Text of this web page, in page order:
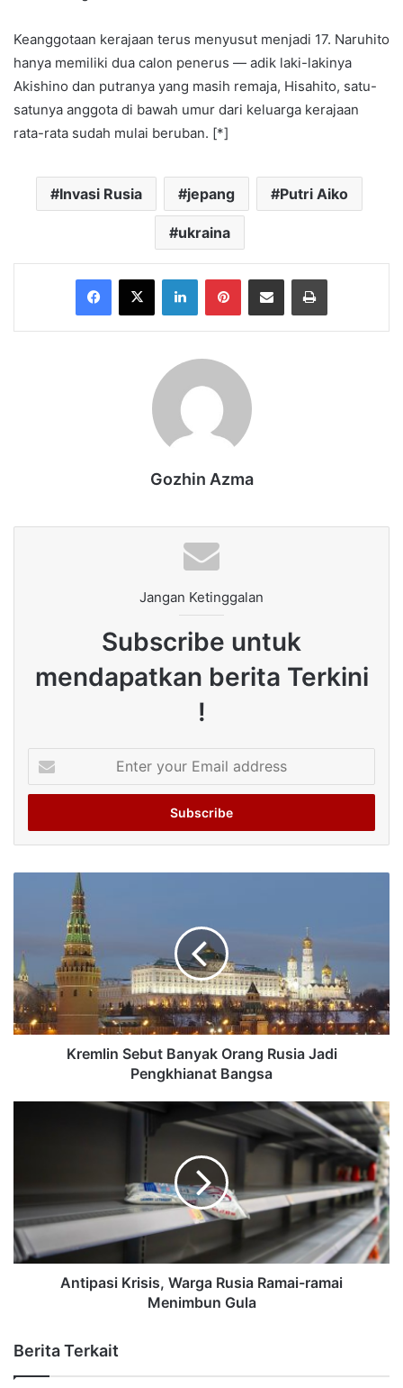
Keanggotaan kerajaan terus menyusut menjadi 17. Naruhito
hanya memiliki dua calon penerus — adik laki-lakinya
Akishino dan putranya yang masih remaja, Hisahito, satu-
satunya anggota di bawah umur dari keluarga kerajaan
rata-rata sudah mulai beruban. [*]
Invasi Rusia jepang Putri Aiko
ukraina
Facebook
X LinkedInPinterestShare via Email Print
Gozhin Azma
Jangan Ketinggalan
Subscribe untuk
mendapatkan berita Terkini
!
your
Email
Kremlin Sebut Banyak Orang Rusia Jadi
Pengkhianat Bangsa
Antipasi Krisis, Warga Rusia Ramai-ramai
Menimbun Gula
Berita Terkait